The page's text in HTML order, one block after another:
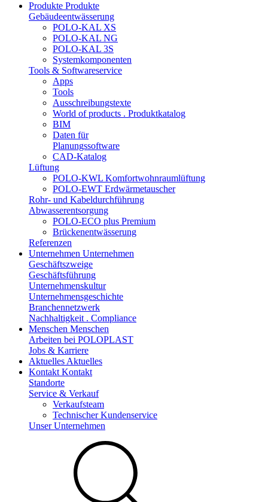
Produkte Produkte
Gebäudeentwässerung
POLO-KAL XS
POLO-KAL NG
POLO-KAL 3S
Systemkomponenten
Tools & Softwareservice
Apps
Tools
Ausschreibungstexte
World of products . Produktkatalog
BIM
Daten für
Planungssoftware
CAD-Katalog
Lüftung
POLO-KWL Komfortwohnraumlüftung
POLO-EWT Erdwärmetauscher
Rohr- und Kabeldurchführung
Abwasserentsorgung
POLO-ECO plus Premium
Brückenentwässerung
Referenzen
Unternehmen Unternehmen
Geschäftszweige
Geschäftsführung
Unternehmenskultur
Unternehmensgeschichte
Branchennetzwerk
Nachhaltigkeit . Compliance
Menschen Menschen
Arbeiten bei POLOPLAST
Jobs & Karriere
Aktuelles Aktuelles
Kontakt Kontakt
Standorte
Service & Verkauf
Verkaufsteam
Technischer Kundenservice
Unser Unternehmen